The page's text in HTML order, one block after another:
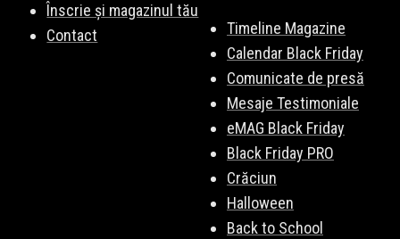
Înscrie și magazinul tău
Contact
Timeline Magazine
Calendar Black Friday
Comunicate de presă
Mesaje Testimoniale
eMAG Black Friday
Black Friday PRO
Crăciun
Halloween
Back to School